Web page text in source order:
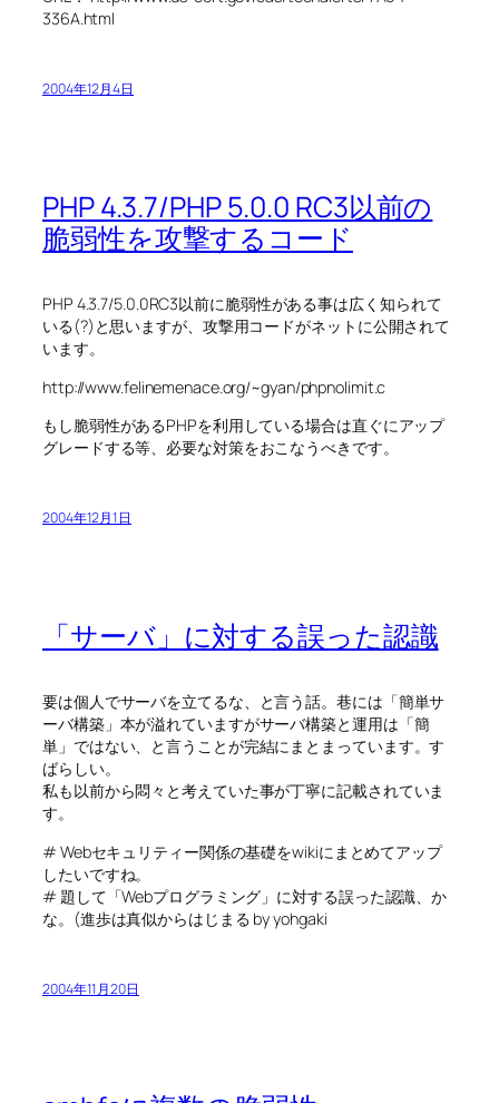
336A.html
2004年12月4日
PHP 4.3.7/PHP 5.0.0 RC3以前の
脆弱性を攻撃するコード
PHP 4.3.7/5.0.0RC3以前に脆弱性がある事は広く知られて
いる(?)と思いますが、攻撃用コードがネットに公開されて
います。
http://www.felinemenace.org/~gyan/phpnolimit.c
もし脆弱性があるPHPを利用している場合は直ぐにアップ
グレードする等、必要な対策をおこなうべきです。
2004年12月1日
「サーバ」に対する誤った認識
要は個人でサーバを立てるな、と言う話。巷には「簡単サ
ーバ構築」本が溢れていますがサーバ構築と運用は「簡
単」ではない、と言うことが完結にまとまっています。す
ばらしい。
私も以前から悶々と考えていた事が丁寧に記載されていま
す。
# Webセキュリティー関係の基礎をwikiにまとめてアップ
したいですね。
# 題して「Webプログラミング」に対する誤った認識、か
な。(進歩は真似からはじまる by yohgaki
2004年11月20日